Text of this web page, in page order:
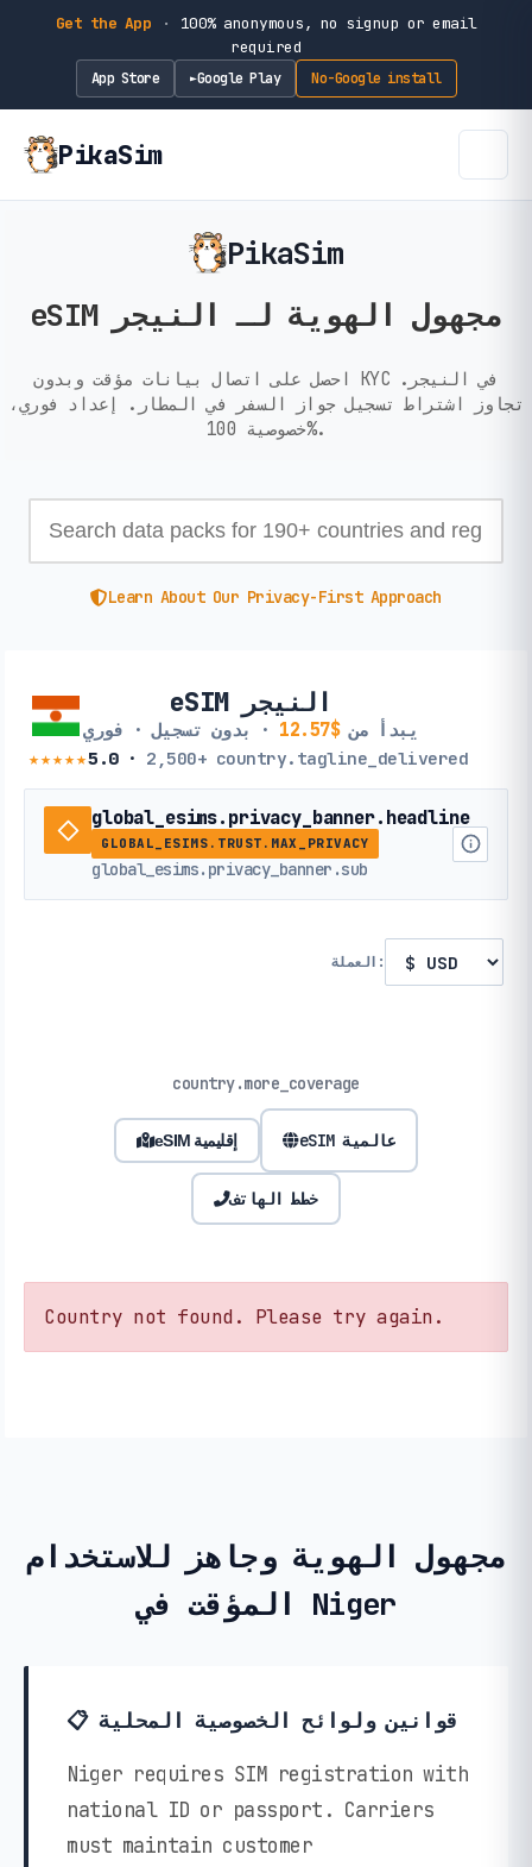
Get the App ·
100% anonymous, no signup or email
required
App Store ►Google Play No-Google install
PikaSim
PikaSim
eSIM مجهول الهوية لـ النيجر
احصل على اتصال بيانات مؤقت وبدون KYC في النيجر.
تجاوز اشتراط تسجيل جواز السفر في المطار. إعداد فوري،
خصوصية 100%.
Learn About Our Privacy-First Approach
eSIM النيجر
يبدأ من$12.57
· بدون تسجيل · فوري
★★★★★5.0· 2,500+ country.tagline_delivered
global_esims.privacy_banner.headline
GLOBAL_ESIMS.TRUST.MAX_PRIVACY
global_esims.privacy_banner.sub
العملة:
country.more_coverage
eSIM إقليمية eSIM عالمية
خطط الهاتف
Country not found. Please try again.
مجهول الهوية وجاهز للاستخدام
المؤقت في Niger
📋 قوانين ولوائح الخصوصية المحلية
Niger requires SIM registration with
national ID or passport. Carriers
must maintain customer